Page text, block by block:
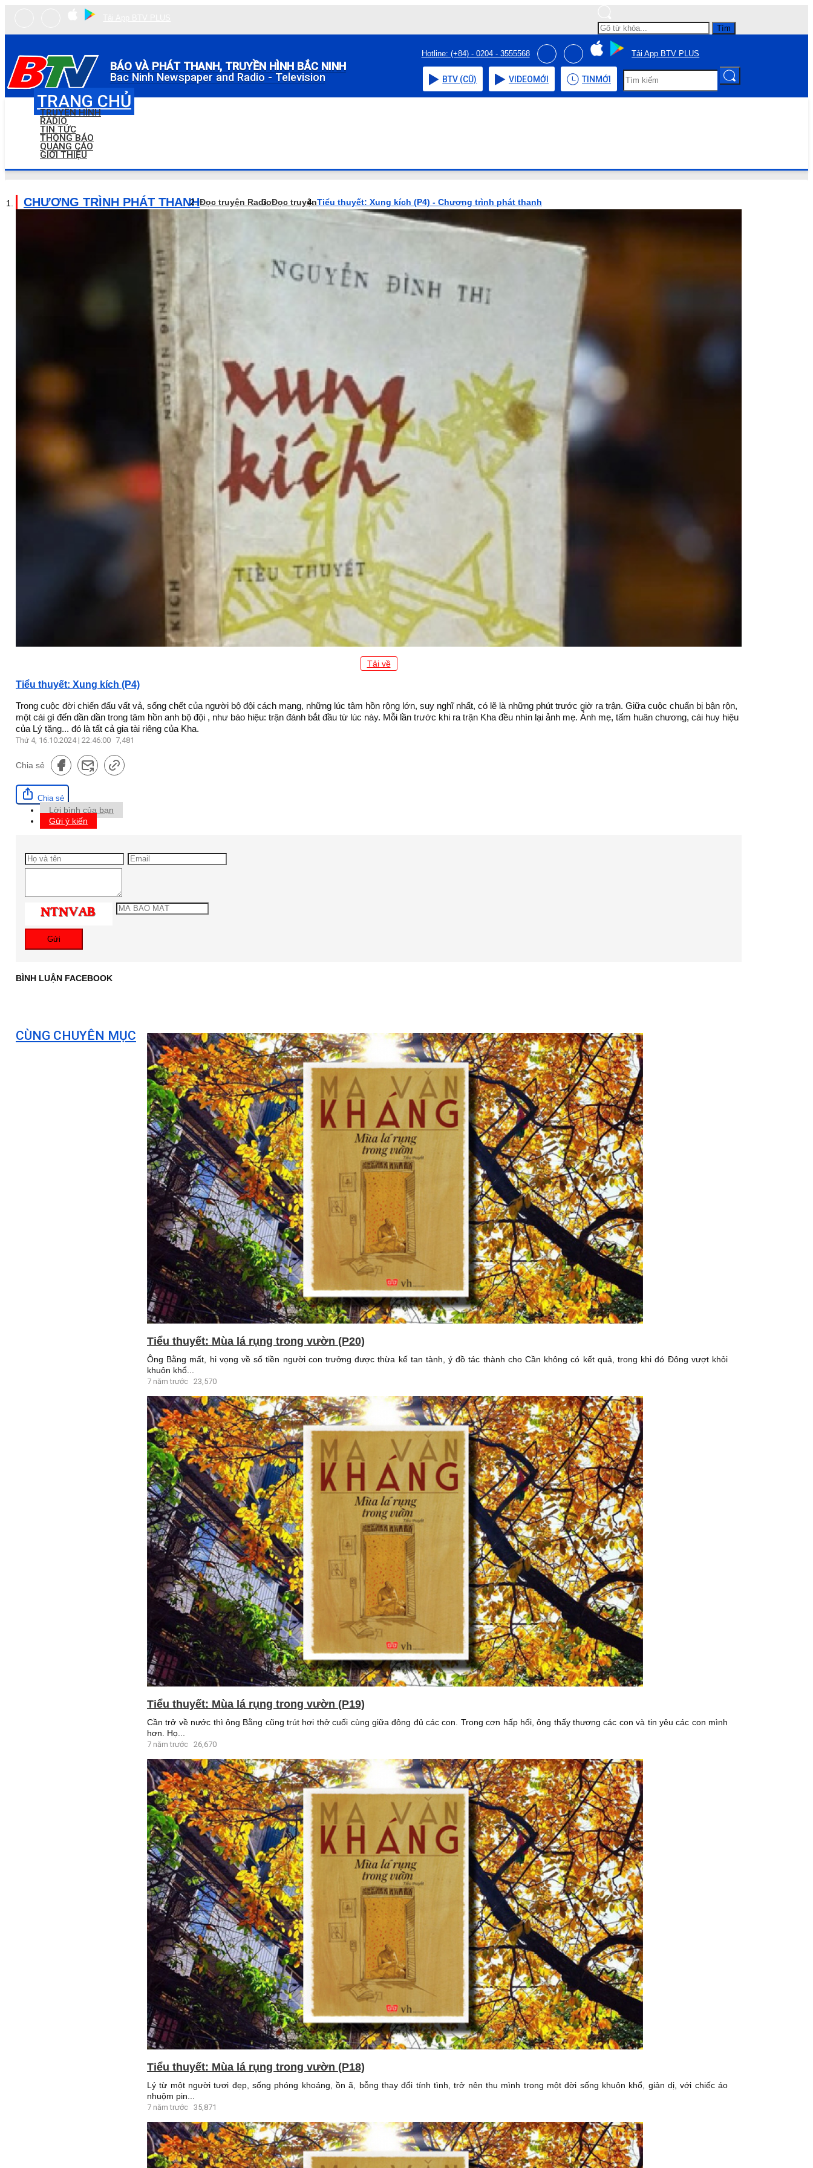
Tìm
BÁO VÀ PHÁT THANH, TRUYỀN HÌNH BẮC NINH
Bac Ninh Newspaper and Radio - Television
Hotline: (+84) - 0204 - 3555568 Tải App BTV PLUS
BTV (CŨ) VIDEOMỚI TIN MỚI
TRANG CHỦ
TRUYỀN HÌNH
RADIO
TIN TỨC
THÔNG BÁO
QUẢNG CÁO
GIỚI THIỆU
CHƯƠNG TRÌNH PHÁT THANHĐọc truyện RadioĐọc truyệnTiểu thuyết: Xung kích (P4) - Chương trình phát thanh
Tải về
Tiểu thuyết: Xung kích (P4)
Trong cuộc đời chiến đấu vất vả, sống chết của người bộ đội cách mạng, những lúc tâm hồn rộng lớn, suy nghĩ nhất, có lẽ là những phút trước giờ ra trận. Giữa cuộc chuẩn bị bận rộn,
một cái gì đến dần dần trong tâm hồn anh bộ đội , như báo hiệu: trận đánh bắt đầu từ lúc này. Mỗi lần trước khi ra trận Kha đều nhìn lại ảnh mẹ. Ảnh mẹ, tấm huân chương, cái huy hiệu
của Lý tặng... đó là tất cả gia tài riêng của Kha.
Thứ 4, 16.10.2024 | 22:46:00 7,481
Chia sẻ
Chia sẻ
Lời bình của bạn
Gửi ý kiến
Gửi
BÌNH LUẬN FACEBOOK
CÙNG CHUYÊN MỤC
Tiểu thuyết: Mùa lá rụng trong vườn (P20)
Ông Bằng mất, hi vọng về số tiền người con trưởng được thừa kế tan tành, ý đồ tác thành cho Cần không có kết quả, trong khi đó Đông vượt khỏi
khuôn khổ...
7 năm trước 23,570
Tiểu thuyết: Mùa lá rụng trong vườn (P19)
Cần trở về nước thì ông Bằng cũng trút hơi thở cuối cùng giữa đông đủ các con. Trong cơn hấp hối, ông thấy thương các con và tin yêu các con mình
hơn. Họ...
7 năm trước 26,670
Tiểu thuyết: Mùa lá rụng trong vườn (P18)
Lý từ một người tươi đẹp, sống phóng khoáng, ồn ã, bỗng thay đổi tính tình, trở nên thu mình trong một đời sống khuôn khổ, giản dị, với chiếc áo
nhuộm pin...
7 năm trước 35,871